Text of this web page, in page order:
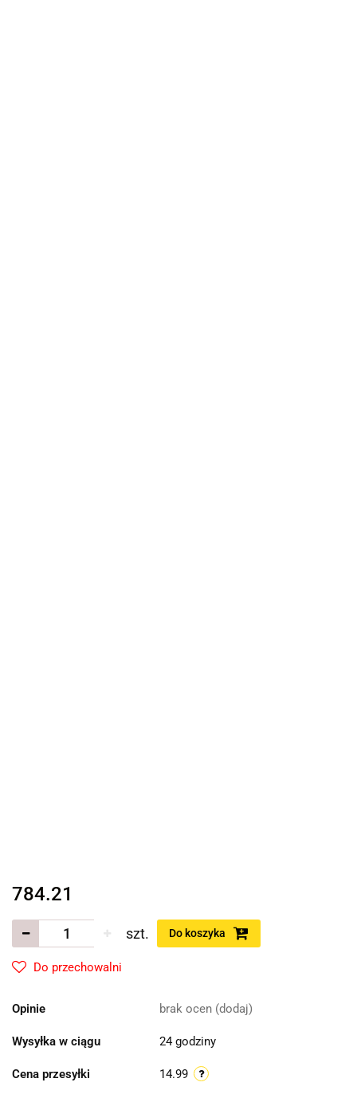
784.21
szt. Do koszyka
Do przechowalni
Opinie brak ocen (dodaj)
Wysyłka w ciągu 24 godziny
Cena przesyłki 14.99